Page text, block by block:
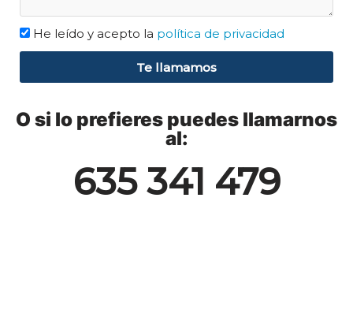
He leído y acepto la política de privacidad
Te llamamos
O si lo prefieres puedes llamarnos
al:
635 341 479